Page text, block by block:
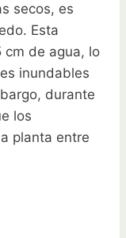
secos, es
Esta
cm de agua, lo
inundables
durante
los
planta entre